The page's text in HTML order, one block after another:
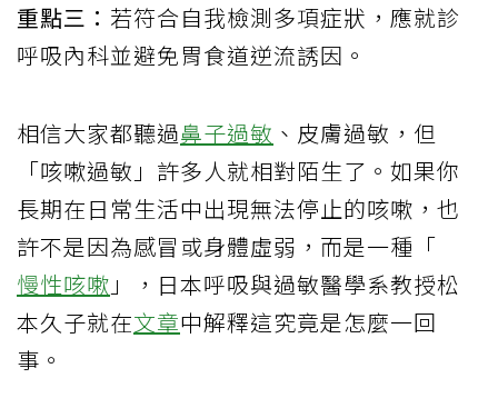
重點三： 若符合自我檢測多項症狀，應就診
呼吸內科並避免胃食道逆流誘因。
相信大家都聽過鼻子過敏 、皮膚過敏，但
「咳嗽過敏」許多人就相對陌生了。如果你
長期在日常生活中出現無法停止的咳嗽，也
許不是因為感冒或身體虛弱，而是一種「
慢性咳嗽 」，日本呼吸與過敏醫學系教授松
本久子就在文章中解釋這究竟是怎麼一回
事。